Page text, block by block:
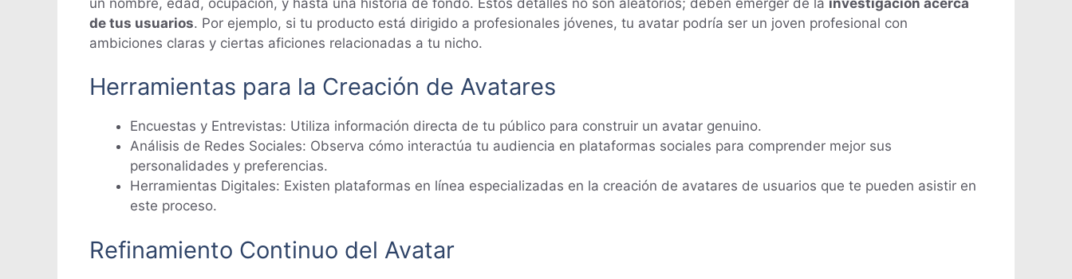
de tus usuarios. Por ejemplo, si tu producto está dirigido a profesionales jóvenes, tu avatar podría ser un joven profesional con
ambiciones claras y ciertas aficiones relacionadas a tu nicho.
Herramientas para la Creación de Avatares
Encuestas y Entrevistas: Utiliza información directa de tu público para construir un avatar genuino.
Análisis de Redes Sociales: Observa cómo interactúa tu audiencia en plataformas sociales para comprender mejor sus
personalidades y preferencias.
Herramientas Digitales: Existen plataformas en línea especializadas en la creación de avatares de usuarios que te pueden asistir en
este proceso.
Refinamiento Continuo del Avatar